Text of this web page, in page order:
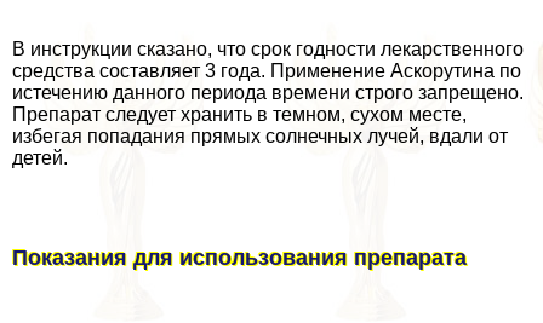
В инструкции сказано, что срок годности лекарственного
средства составляет 3 года. Применение Аскорутина по
истечению данного периода времени строго запрещено.
Препарат следует хранить в темном, сухом месте,
избегая попадания прямых солнечных лучей, вдали от
детей.
Показания для использования препарата